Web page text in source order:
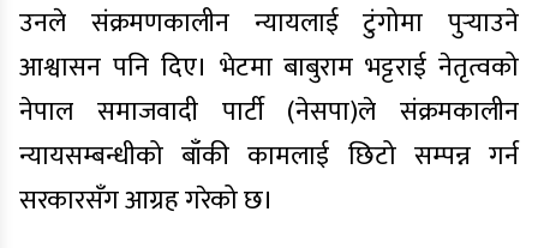
उनले संक्रमणकालीन न्यायलाई टुंगोमा पुर्‍याउने
आश्वासन पनि दिए। भेटमा बाबुराम भट्टराई नेतृत्वको
नेपाल समाजवादी पार्टी (नेसपा)ले संक्रमकालीन
न्यायसम्बन्धीको बाँकी कामलाई छिटो सम्पन्न गर्न
सरकारसँग आग्रह गरेको छ।